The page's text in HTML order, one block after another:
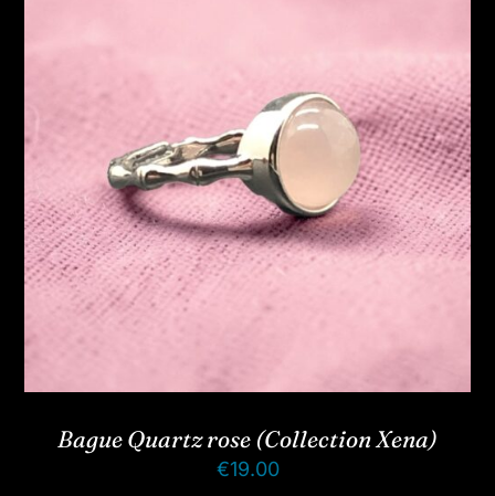
Bague Quartz rose (Collection Xena)
€19.00